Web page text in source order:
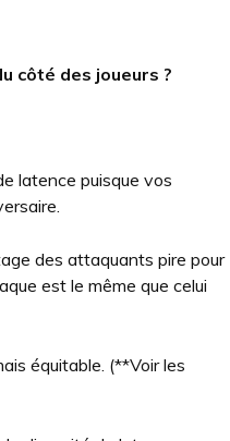
côté des joueurs ?
latence puisque vos
des attaquants pire pour
est le même que celui
équitable. (**Voir les